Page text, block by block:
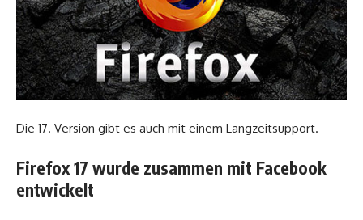
Die 17. Version gibt es auch mit einem Langzeitsupport.
Firefox 17 wurde zusammen mit Facebook
entwickelt